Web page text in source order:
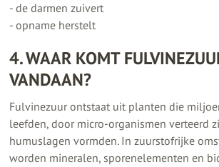
- de darmen zuivert
- opname herstelt
4. WAAR KOMT
VANDAAN?
Fulvinezuur ontstaat uit planten die
leefden, door micro-organismen verteerd
humuslagen vormden. In zuurstofrijke
worden mineralen, sporenelementen en